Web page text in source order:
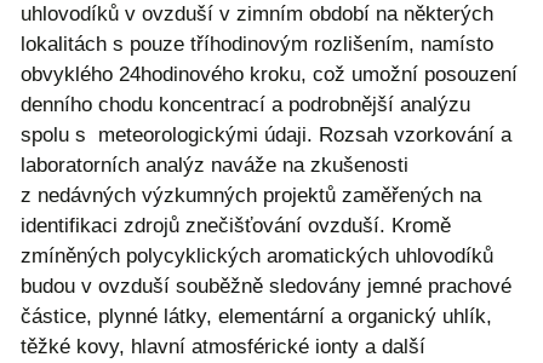
uhlovodíků v ovzduší v zimním období na některých
lokalitách s pouze tříhodinovým rozlišením, namísto
obvyklého 24hodinového kroku, což umožní posouzení
denního chodu koncentrací a podrobnější analýzu
spolu s meteorologickými údaji. Rozsah vzorkování a
laboratorních analýz naváže na zkušenosti
z nedávných výzkumných projektů zaměřených na
identifikaci zdrojů znečišťování ovzduší. Kromě
zmíněných polycyklických aromatických uhlovodíků
budou v ovzduší souběžně sledovány jemné prachové
částice, plynné látky, elementární a organický uhlík,
těžké kovy, hlavní atmosférické ionty a další